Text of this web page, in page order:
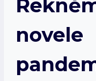
novele